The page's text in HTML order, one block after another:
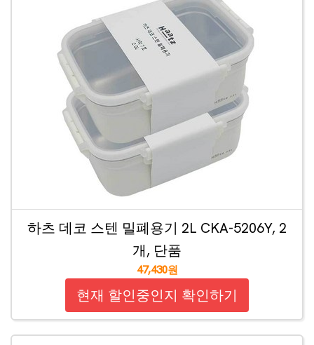
하츠 데코 스텐 밀폐용기 2L CKA-5206Y, 2
개, 단품
47,430원
현재 할인중인지 확인하기